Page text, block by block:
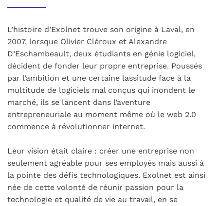
L’histoire d’Exolnet trouve son origine à Laval, en
2007, lorsque Olivier Cléroux et Alexandre
D’Eschambeault, deux étudiants en génie logiciel,
décident de fonder leur propre entreprise. Poussés
par l’ambition et une certaine lassitude face à la
multitude de logiciels mal conçus qui inondent le
marché, ils se lancent dans l’aventure
entrepreneuriale au moment même où le web 2.0
commence à révolutionner internet.
Leur vision était claire : créer une entreprise non
seulement agréable pour ses employés mais aussi à
la pointe des défis technologiques. Exolnet est ainsi
née de cette volonté de réunir passion pour la
technologie et qualité de vie au travail, en se